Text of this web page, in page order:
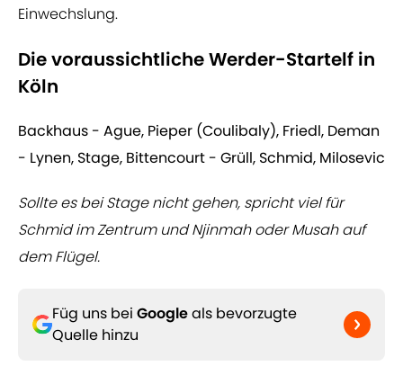
Einwechslung.
Die voraussichtliche Werder-Startelf in
Köln
Backhaus - Ague, Pieper (Coulibaly), Friedl, Deman
- Lynen, Stage, Bittencourt - Grüll, Schmid, Milosevic
Sollte es bei Stage nicht gehen, spricht viel für
Schmid im Zentrum und Njinmah oder Musah auf
dem Flügel.
Füg uns bei Googleals bevorzugte
Quelle hinzu